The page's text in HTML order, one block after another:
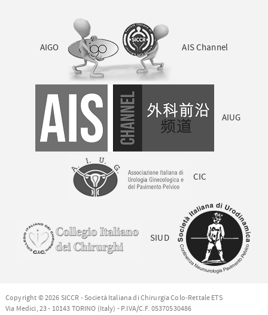
AIGO AIS Channel
AIUG
CIC
SIUD
Copyright © 2026 SICCR - Società Italiana di Chirurgia Colo-Rettale ETS
Via Medici, 23 - 10143 TORINO (Italy) - P.IVA/C.F. 05370530486